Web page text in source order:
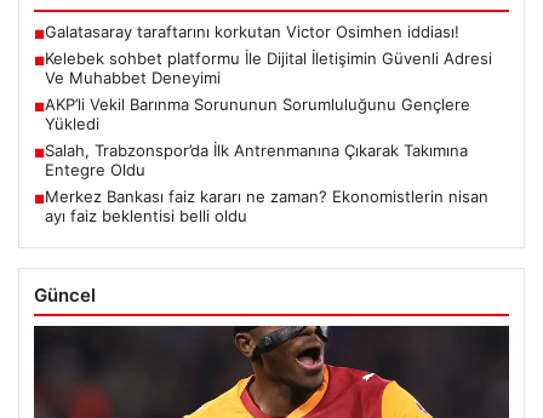
■Galatasaray taraftarını korkutan Victor Osimhen iddiası!
■Kelebek sohbet platformu İle Dijital İletişimin Güvenli Adresi
Ve Muhabbet Deneyimi
■AKP’li Vekil Barınma Sorununun Sorumluluğunu Gençlere
Yükledi
■Salah, Trabzonspor’da İlk Antrenmanına Çıkarak Takımına
Entegre Oldu
■Merkez Bankası faiz kararı ne zaman? Ekonomistlerin nisan
ayı faiz beklentisi belli oldu
Güncel